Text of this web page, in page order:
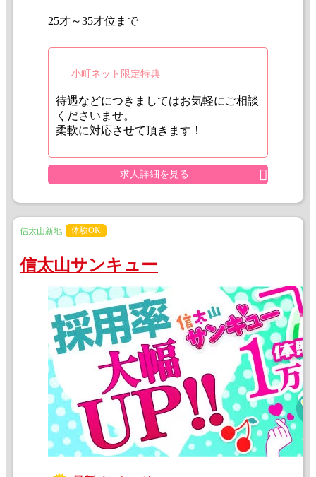
25才～35才位まで
小町ネット限定特典
待遇などにつきましてはお気軽にご相談
くださいませ。
柔軟に対応させて頂きます！
求人詳細を見る
信太山新地 体験OK
信太山サンキュー